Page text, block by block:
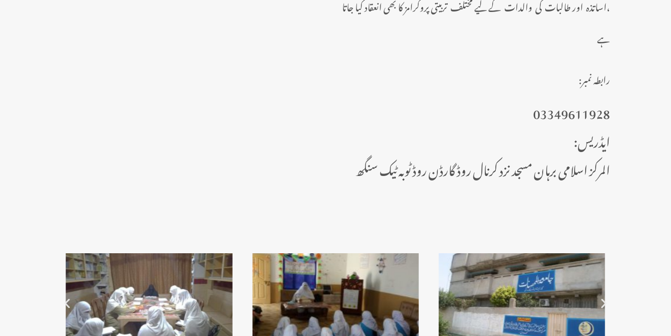
،اساتذہ اور طالبات کی والدات کے لیے مختلف تربیتی پروگرامز کا بھی انعقاد کیا جاتا
ہے
رابطہ نمبر:
03349611928
:ایڈریس
المرکز اسلامی برہان مسجد نزد کرنال روڈ گارڈن روڈ ٹوبہ ٹیک سنگھ